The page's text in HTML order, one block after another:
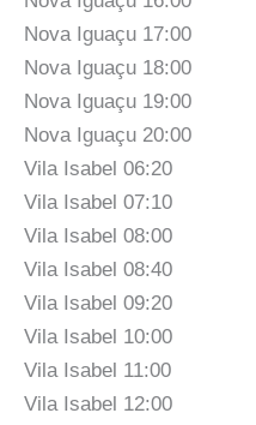
Nova Iguaçu 17:00
Nova Iguaçu 18:00
Nova Iguaçu 19:00
Nova Iguaçu 20:00
Vila Isabel 06:20
Vila Isabel 07:10
Vila Isabel 08:00
Vila Isabel 08:40
Vila Isabel 09:20
Vila Isabel 10:00
Vila Isabel 11:00
Vila Isabel 12:00